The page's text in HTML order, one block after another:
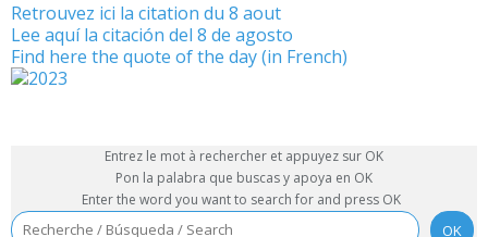
Retrouvez ici la citation du 8 aout
Lee aquí la citación del 8 de agosto
Find here the quote of the day (in French)
Entrez le mot à rechercher et appuyez sur OK
Pon la palabra que buscas y apoya en OK
Enter the word you want to search for and press OK